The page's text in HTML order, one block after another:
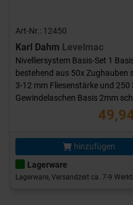
Art-Nr.: 12450
Karl Dahm Levelmac
Nivelliersystem Basis-Set 1
bestehend aus 50x Zughauben
3-12 mm Fliesenstärke und 250
Gewindelaschen Basis 2mm
hinzufügen
Lagerware
Lagerware, Versandzeit ca. 7-9